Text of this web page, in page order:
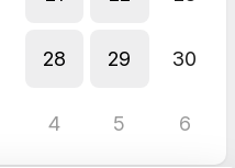
28 29 30
4 5 6